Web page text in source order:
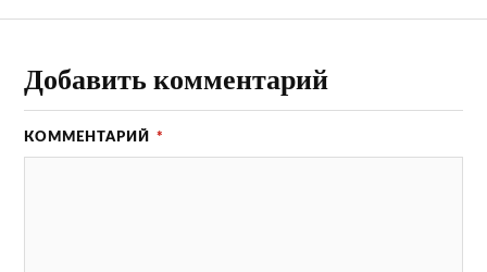
Добавить комментарий
КОММЕНТАРИЙ *